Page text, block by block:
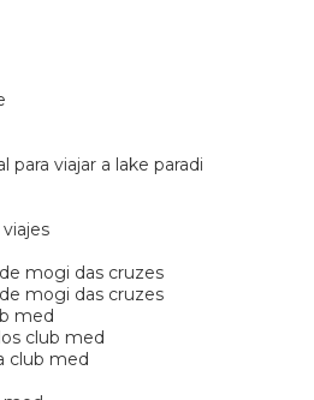
para viajar a lake paradi
mogi das cruzes
mogi das cruzes
med
club med
club med